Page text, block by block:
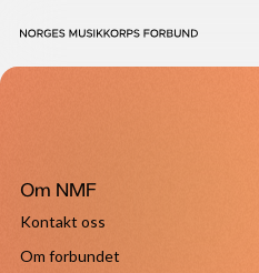
Om NMF
Kontakt oss
Om forbundet